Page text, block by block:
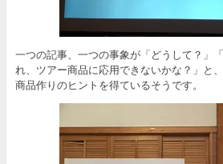
一つの記事、一つの事象が「どうして？」
れ、ツアー商品に応用できないかな？」と
商品作りのヒントを得ているそうです。